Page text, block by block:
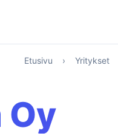
Etusivu › Yritykset
Oy